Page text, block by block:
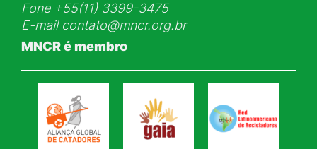
Fone+55(11) 3399-3475
E-mail contato@mncr.org.br
MNCR é membro